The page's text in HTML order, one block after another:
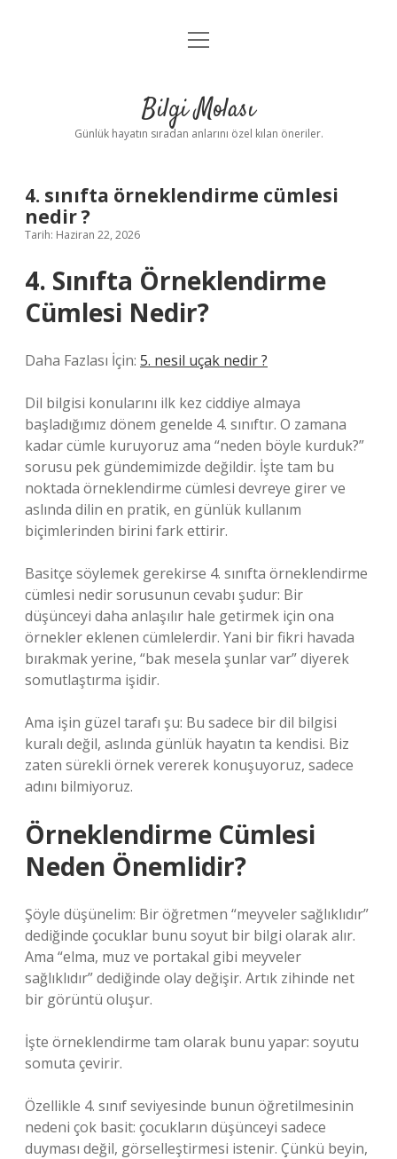
Anasayfa
Yasal Uyarı
menüyü
Bilgi Molası
Günlük hayatın sıradan anlarını özel kılan öneriler.
4. sınıfta örneklendirme cümlesi
nedir ?
Tarih: Haziran 22, 2026
4. Sınıfta Örneklendirme
Cümlesi Nedir?
Daha Fazlası İçin: 5. nesil uçak nedir ?
Dil bilgisi konularını ilk kez ciddiye almaya
başladığımız dönem genelde 4. sınıftır. O zamana
kadar cümle kuruyoruz ama “neden böyle kurduk?”
sorusu pek gündemimizde değildir. İşte tam bu
noktada örneklendirme cümlesi devreye girer ve
aslında dilin en pratik, en günlük kullanım
biçimlerinden birini fark ettirir.
Basitçe söylemek gerekirse 4. sınıfta örneklendirme
cümlesi nedir sorusunun cevabı şudur: Bir
düşünceyi daha anlaşılır hale getirmek için ona
örnekler eklenen cümlelerdir. Yani bir fikri havada
bırakmak yerine, “bak mesela şunlar var” diyerek
somutlaştırma işidir.
Ama işin güzel tarafı şu: Bu sadece bir dil bilgisi
kuralı değil, aslında günlük hayatın ta kendisi. Biz
zaten sürekli örnek vererek konuşuyoruz, sadece
adını bilmiyoruz.
Örneklendirme Cümlesi
Neden Önemlidir?
Şöyle düşünelim: Bir öğretmen “meyveler sağlıklıdır”
dediğinde çocuklar bunu soyut bir bilgi olarak alır.
Ama “elma, muz ve portakal gibi meyveler
sağlıklıdır” dediğinde olay değişir. Artık zihinde net
bir görüntü oluşur.
İşte örneklendirme tam olarak bunu yapar: soyutu
somuta çevirir.
Özellikle 4. sınıf seviyesinde bunun öğretilmesinin
nedeni çok basit: çocukların düşünceyi sadece
duyması değil, görselleştirmesi istenir. Çünkü beyin,